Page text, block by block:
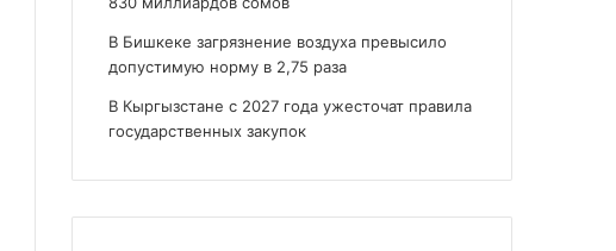
В Бишкеке загрязнение воздуха превысило
допустимую норму в 2,75 раза
В Кыргызстане с 2027 года ужесточат правила
государственных закупок